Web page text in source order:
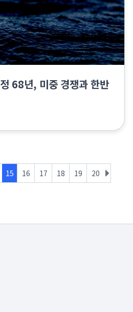
68년, 미중 경쟁과 한반
15 16 17 18 19 20